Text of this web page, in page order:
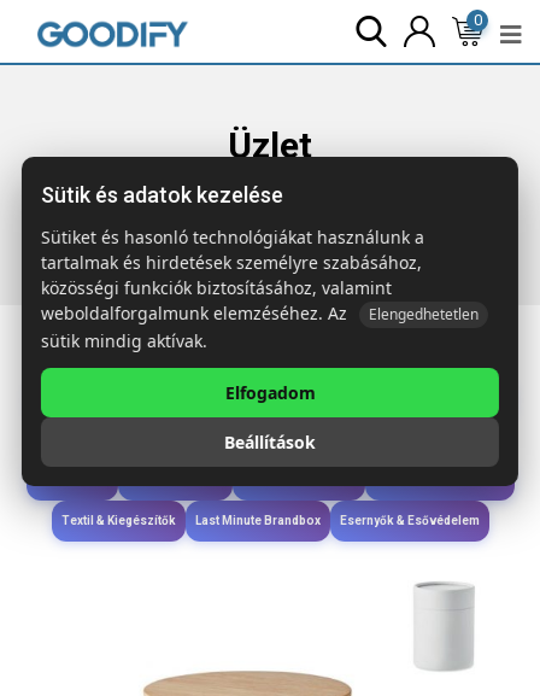
0
Üzlet
Főoldal Termékek Wellness & Ápolás
Növényi viaszgyertya 120 g
Étkezés & Ivás
Wellness & Ápolás
Textil & Kiegészítők Last Minute Brandbox Esernyők & Esővédelem
Sütik és adatok kezelése
Sütiket és hasonló technológiákat használunk a
tartalmak és hirdetések személyre szabásához,
közösségi funkciók biztosításához, valamint
weboldalforgalmunk elemzéséhez. Az
Elengedhetetlen
sütik mindig aktívak.
Elfogadom
Beállítások